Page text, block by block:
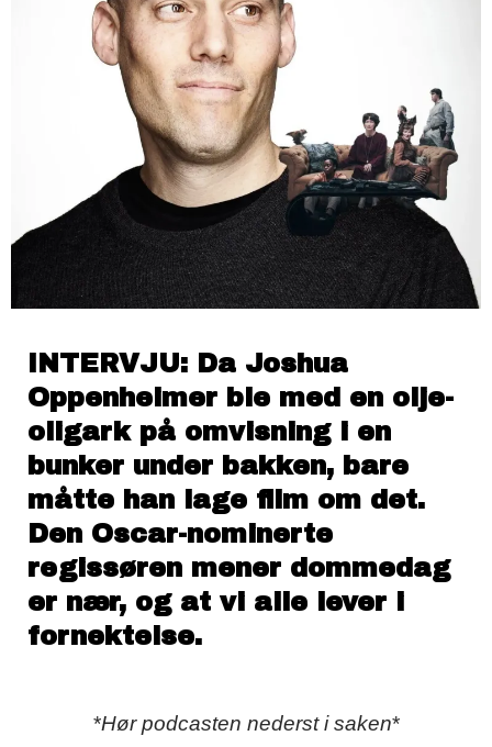
INTERVJU: Da Joshua
Oppenheimer ble med en olje-
oligark på omvisning i en
bunker under bakken, bare
måtte han lage film om det.
Den Oscar-nominerte
regissøren mener dommedag
er nær, og at vi alle lever i
fornektelse.
*Hør podcasten nederst i saken*